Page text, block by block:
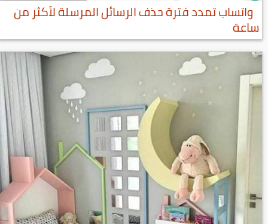
واتساب تمدد فترة حذف الرسائل المرسلة لأكثر من
ساعة